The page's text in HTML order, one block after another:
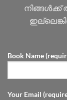
Book Name
Your Email